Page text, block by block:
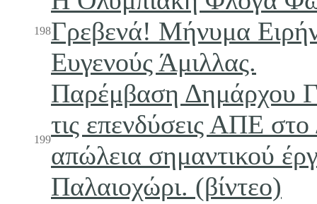
198Γρεβενά! Μήνυμα
Ευγενούς Άμιλλας.
199
Παρέμβαση Δημάρχου
τις επενδύσεις ΑΠΕ
απώλεια σημαντικού
Παλαιοχώρι. (βίντεο)